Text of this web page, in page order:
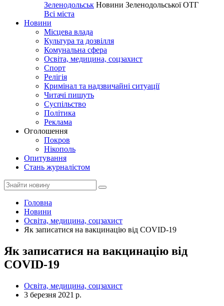
Зеленодольськ Новини Зеленодольської ОТГ
Всі міста
Новини
Місцева влада
Культура та дозвілля
Комунальна сфера
Освіта, медицина, соцзахист
Спорт
Релігія
Кримінал та надзвичайні ситуації
Читачі пишуть
Суспільство
Політика
Реклама
Оголошення
Покров
Нікополь
Опитування
Стань журналістом
Головна
Новини
Освіта, медицина, соцзахист
Як записатися на вакцинацію від COVID-19
Як записатися на вакцинацію від
COVID-19
Освіта, медицина, соцзахист
3 березня 2021 р.